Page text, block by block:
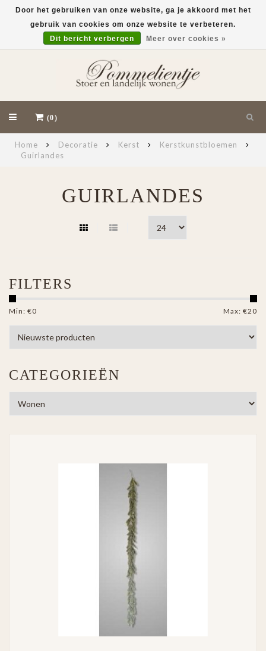
(0)
Home Decoratie Kerst
Kerstkunstbloemen
Guirlandes
GUIRLANDES
FILTERS
Min: €0 Max: €20
CATEGORIEËN
Door het gebruiken van onze website, ga je akkoord met het
gebruik van cookies om onze website te verbeteren.
Dit bericht verbergen
Meer over cookies »